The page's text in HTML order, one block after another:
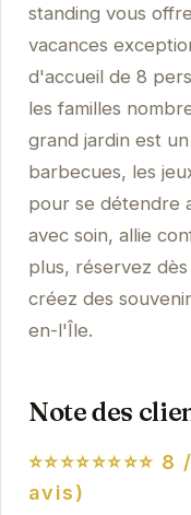
standing vous
vacances
d'accueil de 8
les familles
grand jardin est
barbecues, les
pour se détendre
avec soin, allie
plus, réservez
créez des
en-l'Île.
Note des
⭐⭐⭐⭐⭐⭐⭐⭐ 8
avis)